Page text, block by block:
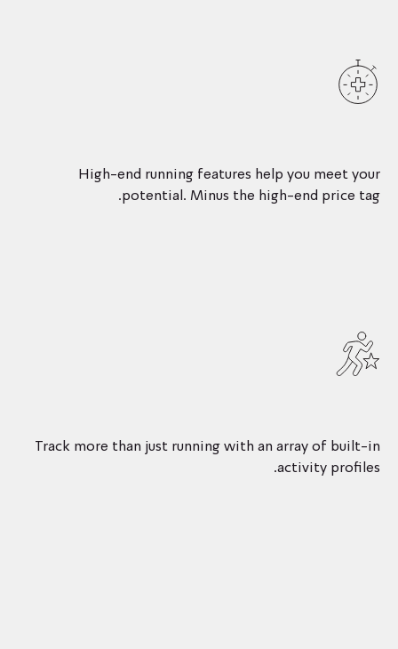
High-end running features help you meet your
potential. Minus the high-end price tag.
Track more than just running with an array of built-in
activity profiles.